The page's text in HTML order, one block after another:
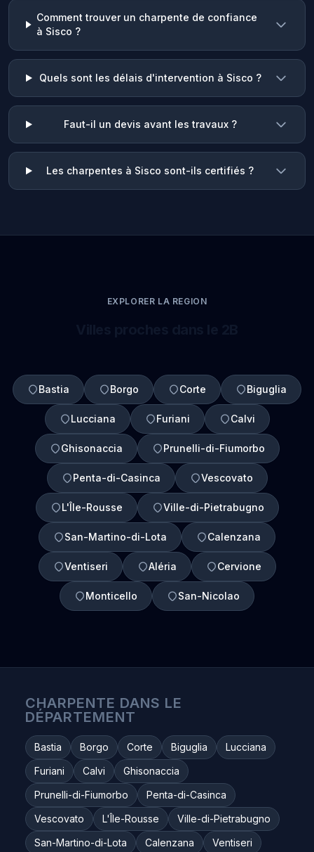
Comment trouver un charpente de confiance
à Sisco ?
Quels sont les délais d'intervention à Sisco ?
Faut-il un devis avant les travaux ?
Les charpentes à Sisco sont-ils certifiés ?
EXPLORER LA REGION
Bastia Borgo Corte Biguglia
Lucciana Furiani Calvi
Ghisonaccia Prunelli-di-Fiumorbo
Penta-di-Casinca Vescovato
L'Île-Rousse Ville-di-Pietrabugno
San-Martino-di-Lota Calenzana
Ventiseri Aléria Cervione
Monticello San-Nicolao
CHARPENTE DANS LE
DÉPARTEMENT
Bastia Borgo Corte Biguglia
Lucciana
Furiani
Calvi
Ghisonaccia
Prunelli-di-Fiumorbo
Penta-di-Casinca
Vescovato
L'Île-Rousse
Ville-di-Pietrabugno
San-Martino-di-Lota
Calenzana
Ventiseri